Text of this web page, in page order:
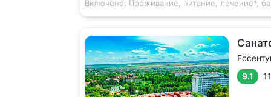
Включено: Проживание, питание, лечение*,
9.1